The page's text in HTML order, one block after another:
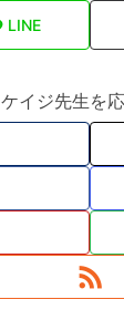
LINE
ケイジ先生を